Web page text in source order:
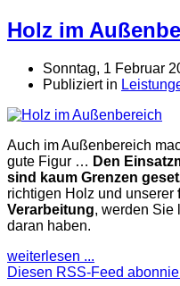
Holz im
Sonntag, 1 Februar
Publiziert in
Auch im Außenbereich
gute Figur … Den
sind kaum Grenzen
richtigen Holz und unserer
Verarbeitung, werden Sie
daran haben.
weiterlesen ...
Diesen RSS-Feed